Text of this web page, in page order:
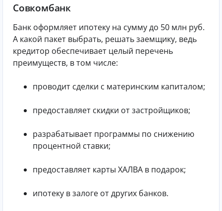
Совкомбанк
Банк оформляет ипотеку на сумму до 50 млн руб.
А какой пакет выбрать, решать заемщику, ведь
кредитор обеспечивает целый перечень
преимуществ, в том числе:
проводит сделки с материнским капиталом;
предоставляет скидки от застройщиков;
разрабатывает программы по снижению
процентной ставки;
предоставляет карты ХАЛВА в подарок;
ипотеку в залоге от других банков.